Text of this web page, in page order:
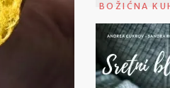
BOŽIĆNA